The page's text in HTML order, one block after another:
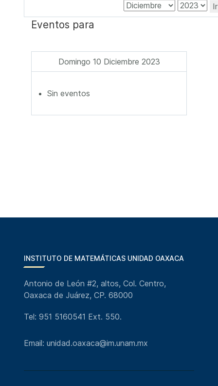
Eventos para
Domingo 10 Diciembre 2023
Sin eventos
INSTITUTO DE MATEMÁTICAS UNIDAD OAXACA
Antonio de León #2, altos, Col. Centro,
Oaxaca de Juárez, CP. 68000
Tel: 951 5160541 Ext. 550.
Email: unidad.oaxaca@im.unam.mx